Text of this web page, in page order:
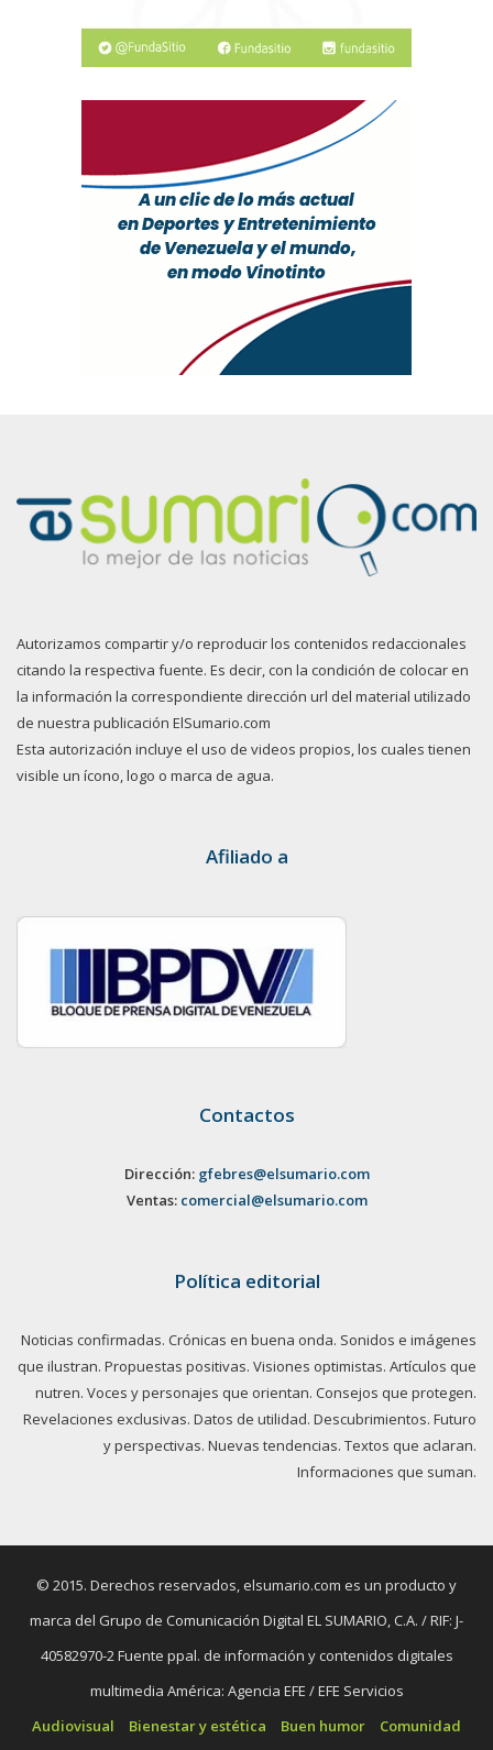
Autorizamos compartir y/o reproducir los contenidos redaccionales
citando la respectiva fuente. Es decir, con la condición de colocar en
la información la correspondiente dirección url del material utilizado
de nuestra publicación ElSumario.com
Esta autorización incluye el uso de videos propios, los cuales tienen
visible un ícono, logo o marca de agua.
Afiliado a
Contactos
Dirección: gfebres@elsumario.com
Ventas: comercial@elsumario.com
Política editorial
Noticias confirmadas. Crónicas en buena onda. Sonidos e imágenes
que ilustran. Propuestas positivas. Visiones optimistas. Artículos que
nutren. Voces y personajes que orientan. Consejos que protegen.
Revelaciones exclusivas. Datos de utilidad. Descubrimientos. Futuro
y perspectivas. Nuevas tendencias. Textos que aclaran.
Informaciones que suman.
© 2015. Derechos reservados, elsumario.com es un producto y
marca del Grupo de Comunicación Digital EL SUMARIO, C.A. / RIF: J-
40582970-2 Fuente ppal. de información y contenidos digitales
multimedia América: Agencia EFE / EFE Servicios
Audiovisual
Bienestar y estética Buen humor Comunidad